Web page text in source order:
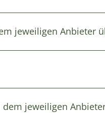
jeweiligen Anbieter
jeweiligen